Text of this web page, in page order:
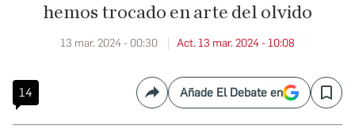
hemos trocado en arte del olvido
13 mar. 2024 - 00:30 Act. 13 mar. 2024 - 10:08
14 CompartirAñade El Debate en Save